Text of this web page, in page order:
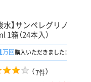
水】サンペレグリノ
1箱（24本入）
万回購入いただきました！
（7件）